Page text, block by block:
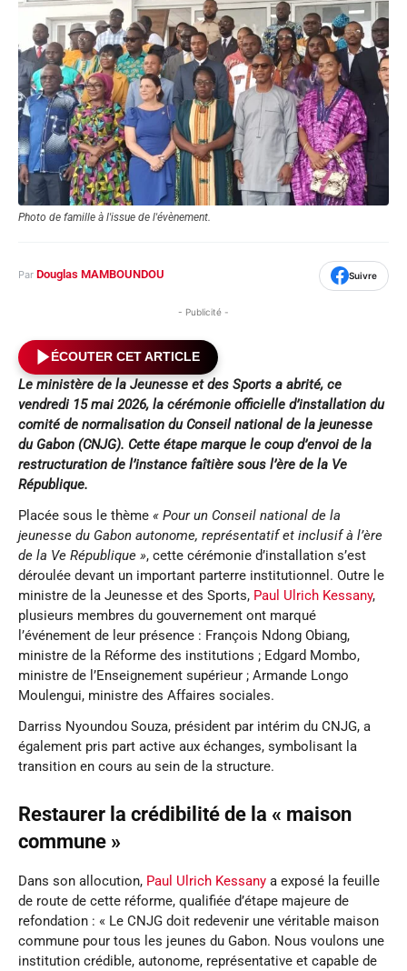
Photo de famille à l'issue de l'évènement.
Par Douglas MAMBOUNDOU Suivre
- Publicité -
ÉCOUTER CET ARTICLE
Le ministère de la Jeunesse et des Sports a abrité, ce
vendredi 15 mai 2026, la cérémonie officielle d’installation du
comité de normalisation du Conseil national de la jeunesse
du Gabon (CNJG). Cette étape marque le coup d’envoi de la
restructuration de l’instance faîtière sous l’ère de la Ve
République.
Placée sous le thème « Pour un Conseil national de la
jeunesse du Gabon autonome, représentatif et inclusif à l’ère
de la Ve République », cette cérémonie d’installation s’est
déroulée devant un important parterre institutionnel. Outre le
ministre de la Jeunesse et des Sports, Paul Ulrich Kessany,
plusieurs membres du gouvernement ont marqué
l’événement de leur présence : François Ndong Obiang,
ministre de la Réforme des institutions ; Edgard Mombo,
ministre de l’Enseignement supérieur ; Armande Longo
Moulengui, ministre des Affaires sociales.
Darriss Nyoundou Souza, président par intérim du CNJG, a
également pris part active aux échanges, symbolisant la
transition en cours au sein de la structure.
Restaurer la crédibilité de la « maison
commune »
Dans son allocution, Paul Ulrich Kessany a exposé la feuille
de route de cette réforme, qualifiée d’étape majeure de
refondation : « Le CNJG doit redevenir une véritable maison
commune pour tous les jeunes du Gabon. Nous voulons une
institution crédible, autonome, représentative et capable de